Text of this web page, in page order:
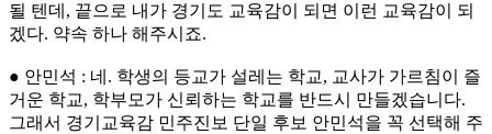
될 텐데, 끝으로 내가 경기도 교육감이 되면 이런 교육감이 되
겠다. 약속 하나 해주시죠.
● 안민석 : 네. 학생의 등교가 설레는 학교, 교사가 가르침이 즐
거운 학교, 학부모가 신뢰하는 학교를 반드시 만들겠습니다.
그래서 경기교육감 민주진보 단일 후보 안민석을 꼭 선택해 주